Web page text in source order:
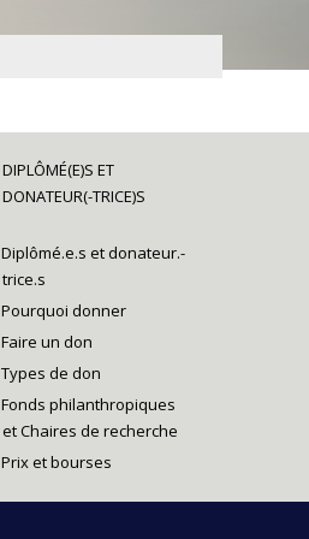
DIPLÔMÉ(E)S ET
DONATEUR(-TRICE)S
Diplômé.e.s et donateur.-
trice.s
Pourquoi donner
Faire un don
Types de don
Fonds philanthropiques
et Chaires de recherche
Prix et bourses